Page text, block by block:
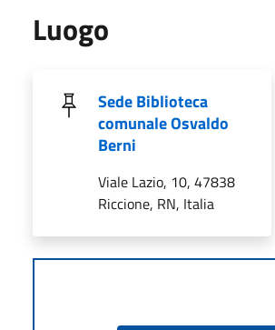
Luogo
Sede Biblioteca
comunale Osvaldo
Berni
Viale Lazio, 10, 47838
Riccione, RN, Italia